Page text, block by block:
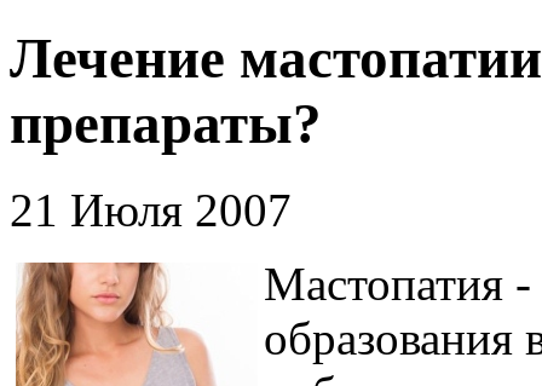
Лечение
препараты?
21 Июля 2007
Мастопатия
образования